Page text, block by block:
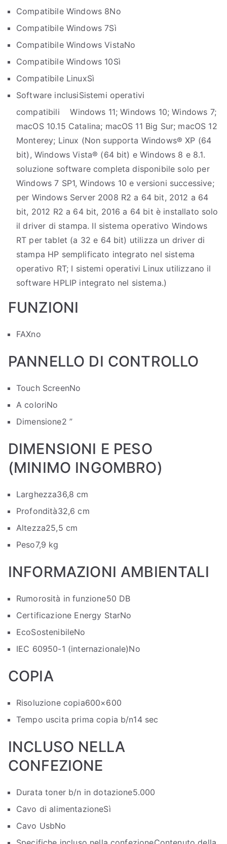
Compatibile Windows 8No
Compatibile Windows 7Sì
Compatibile Windows VistaNo
Compatibile Windows 10Sì
Compatibile LinuxSì
Software inclusiSistemi operativi
compatibili Windows 11; Windows 10; Windows 7;
macOS 10.15 Catalina; macOS 11 Big Sur; macOS 12
Monterey; Linux (Non supporta Windows® XP (64
bit), Windows Vista® (64 bit) e Windows 8 e 8.1.
soluzione software completa disponibile solo per
Windows 7 SP1, Windows 10 e versioni successive;
per Windows Server 2008 R2 a 64 bit, 2012 a 64
bit, 2012 R2 a 64 bit, 2016 a 64 bit è installato solo
il driver di stampa. Il sistema operativo Windows
RT per tablet (a 32 e 64 bit) utilizza un driver di
stampa HP semplificato integrato nel sistema
operativo RT; I sistemi operativi Linux utilizzano il
software HPLIP integrato nel sistema.)
FUNZIONI
FAXno
PANNELLO DI CONTROLLO
Touch ScreenNo
A coloriNo
Dimensione2 ”
DIMENSIONI E PESO
(MINIMO INGOMBRO)
Larghezza36,8 cm
Profondità32,6 cm
Altezza25,5 cm
Peso7,9 kg
INFORMAZIONI AMBIENTALI
Rumorosità in funzione50 DB
Certificazione Energy StarNo
EcoSostenibileNo
IEC 60950-1 (internazionale)No
COPIA
Risoluzione copia600×600
Tempo uscita prima copia b/n14 sec
INCLUSO NELLA
CONFEZIONE
Durata toner b/n in dotazione5.000
Cavo di alimentazioneSì
Cavo UsbNo